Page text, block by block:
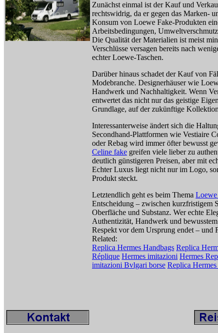
Zunächst einmal ist der Kauf und
rechtswidrig, da er gegen das Marken-
Konsum von Loewe Fake-Produkten
Arbeitsbedingungen,
Die Qualität der Materialien ist meist
Verschlüsse versagen bereits nach
echter Loewe-Taschen.
Darüber hinaus schadet der Kauf von
Modebranche. Designerhäuser wie
Handwerk und Nachhaltigkeit. Wenn
entwertet das nicht nur das geistige
Grundlage, auf der zukünftige
Interessanterweise ändert sich die
Secondhand-Plattformen wie Vestiaire
oder Rebag wird immer öfter bewusst
Celine fake greifen viele lieber zu
deutlich günstigeren Preisen, aber mit
Echter Luxus liegt nicht nur im Logo,
Produkt steckt.
Letztendlich geht es beim Thema
Entscheidung – zwischen kurzfristigem
Oberfläche und Substanz. Wer echte
Authentizität, Handwerk und
Respekt vor dem Ursprung endet – und
Related:
Replica Hermes Handbags Replica
Réplique Hermes imitazioni Hermes
imitazioni Bvlgari borse Replica